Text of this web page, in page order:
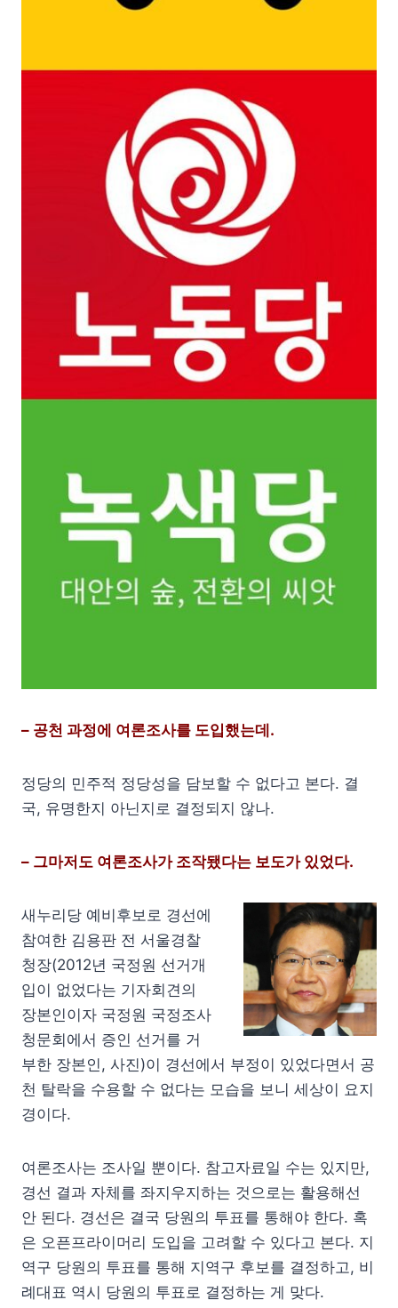
– 공천 과정에 여론조사를 도입했는데.
정당의 민주적 정당성을 담보할 수 없다고 본다. 결
국, 유명한지 아닌지로 결정되지 않나.
– 그마저도 여론조사가 조작됐다는 보도가 있었다.
새누리당 예비후보로 경선에
참여한 김용판 전 서울경찰
청장(2012년 국정원 선거개
입이 없었다는 기자회견의
장본인이자 국정원 국정조사
청문회에서 증인 선거를 거
부한 장본인, 사진)이 경선에서 부정이 있었다면서 공
천 탈락을 수용할 수 없다는 모습을 보니 세상이 요지
경이다.
여론조사는 조사일 뿐이다. 참고자료일 수는 있지만,
경선 결과 자체를 좌지우지하는 것으로는 활용해선
안 된다. 경선은 결국 당원의 투표를 통해야 한다. 혹
은 오픈프라이머리 도입을 고려할 수 있다고 본다. 지
역구 당원의 투표를 통해 지역구 후보를 결정하고, 비
례대표 역시 당원의 투표로 결정하는 게 맞다.